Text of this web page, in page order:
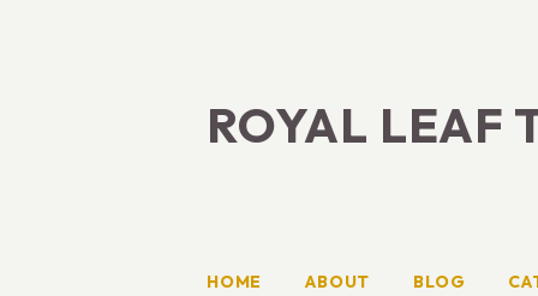
ROYAL LEAF
HOME ABOUT BLOG